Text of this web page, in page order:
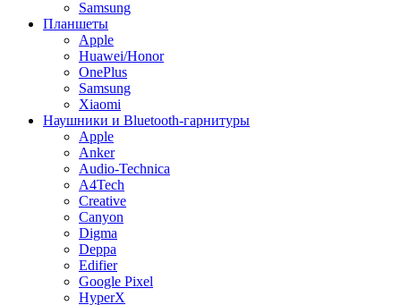
Samsung
Планшеты
Apple
Huawei/Honor
OnePlus
Samsung
Xiaomi
Наушники и Bluetooth-гарнитуры
Apple
Anker
Audio-Technica
A4Tech
Creative
Canyon
Digma
Deppa
Edifier
Google Pixel
HyperX